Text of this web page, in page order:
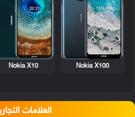
Nokia X100
Nokia X10
العلامات